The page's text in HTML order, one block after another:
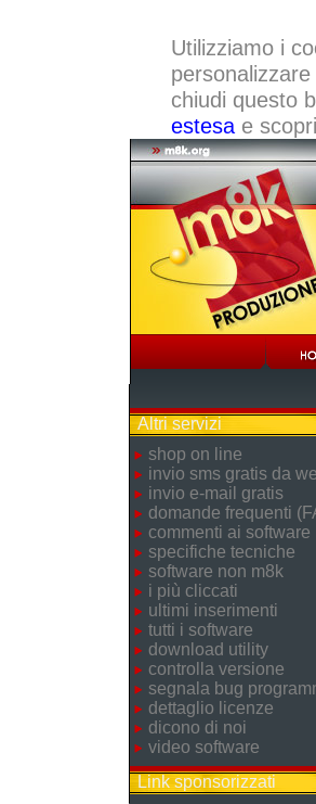
Utilizziamo i
chiudi questo
estesae
Altri servizi
shop on line
invio sms gratis da
invio e-mail gratis
domande frequenti
commenti ai software
specifiche tecniche
software non m8k
i più cliccati
ultimi inserimenti
tutti i software
download utility
controlla versione
segnala bug
dettaglio licenze
dicono di noi
video software
Link sponsorizzati